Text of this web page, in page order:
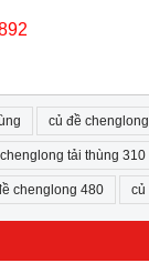
củ đề
tải thùng 310
chenglong 480 củ